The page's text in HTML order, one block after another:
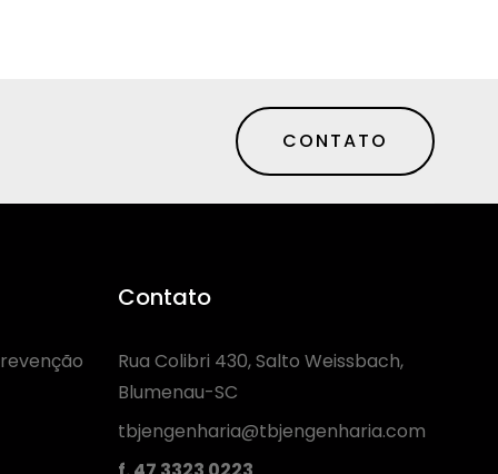
CONTATO
Contato
Rua Colibri 430, Salto Weissbach,
Blumenau-SC
tbjengenharia@tbjengenharia.com